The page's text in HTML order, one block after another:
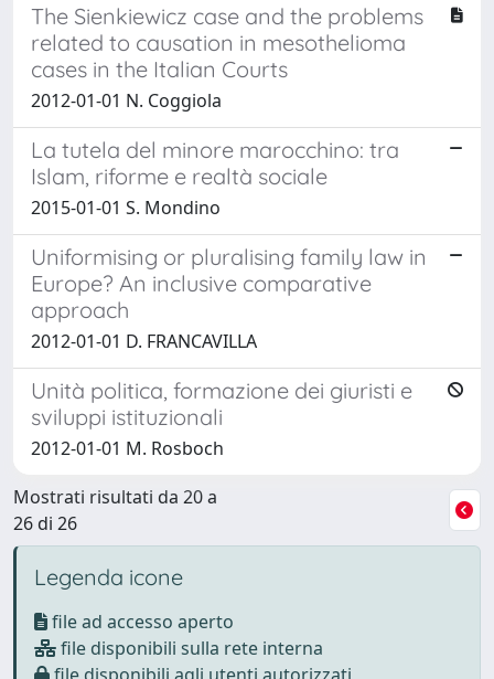
The Sienkiewicz case and the problems
related to causation in mesothelioma
cases in the Italian Courts
2012-01-01 N. Coggiola
La tutela del minore marocchino: tra
Islam, riforme e realtà sociale
2015-01-01 S. Mondino
Uniformising or pluralising family law in
Europe? An inclusive comparative
approach
2012-01-01 D. FRANCAVILLA
Unità politica, formazione dei giuristi e
sviluppi istituzionali
2012-01-01 M. Rosboch
Mostrati risultati da 20 a
26 di 26
Legenda icone
file ad accesso aperto
file disponibili sulla rete interna
file disponibili agli utenti autorizzati